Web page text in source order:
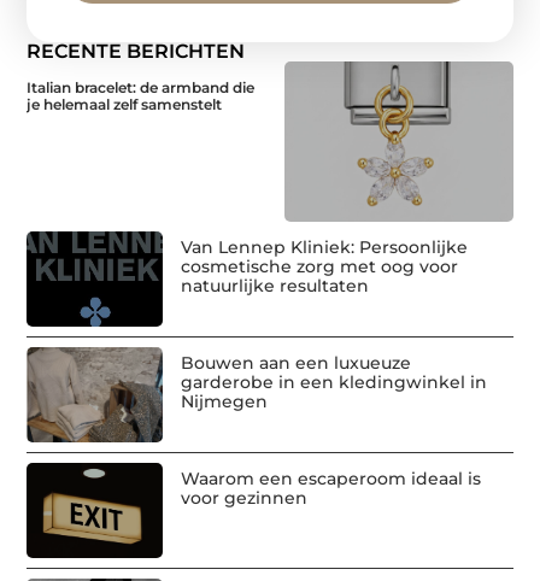
RECENTE BERICHTEN
Italian bracelet: de armband die
je helemaal zelf samenstelt
Van Lennep Kliniek: Persoonlijke
cosmetische zorg met oog voor
natuurlijke resultaten
Bouwen aan een luxueuze
garderobe in een kledingwinkel in
Nijmegen
Waarom een escaperoom ideaal is
voor gezinnen